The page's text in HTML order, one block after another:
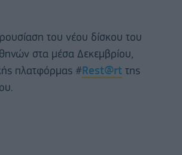
του νέου δίσκου του
στα μέσα Δεκεμβρίου,
πλατφόρμας #Rest@rt της